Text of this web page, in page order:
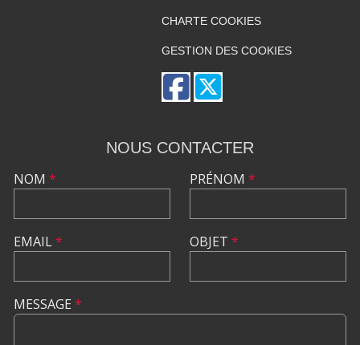
CHARTE COOKIES
GESTION DES COOKIES
NOUS CONTACTER
NOM *
EMAIL*
PRÉNOM *
OBJET *
MESSAGE *